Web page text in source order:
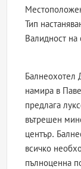
Тип
Валидност
Балнеохотел
намира в
предлага
вътрешен
център.
всичко
пълноценна